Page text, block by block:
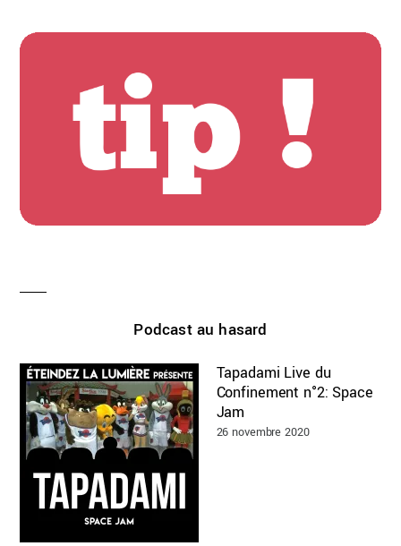
Podcast au hasard
Tapadami Live du
Confinement n°2: Space
Jam
26 novembre 2020